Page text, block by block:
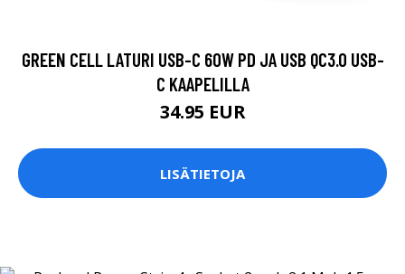
GREEN CELL LATURI USB-C 60W PD JA USB QC3.0 USB-
C KAAPELILLA
34.95 EUR
LISÄTIETOJA